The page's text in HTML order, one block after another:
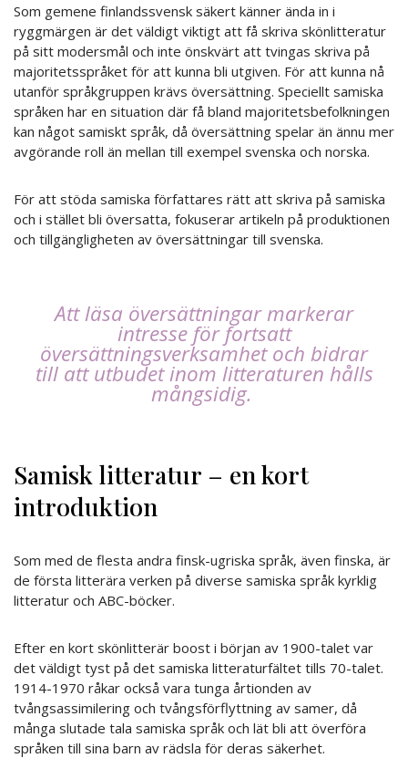
Som gemene finlandssvensk säkert känner ända in i
ryggmärgen är det väldigt viktigt att få skriva skönlitteratur
på sitt modersmål och inte önskvärt att tvingas skriva på
majoritetsspråket för att kunna bli utgiven. För att kunna nå
utanför språkgruppen krävs översättning. Speciellt samiska
språken har en situation där få bland majoritetsbefolkningen
kan något samiskt språk, då översättning spelar än ännu mer
avgörande roll än mellan till exempel svenska och norska.
För att stöda samiska författares rätt att skriva på samiska
och i stället bli översatta, fokuserar artikeln på produktionen
och tillgängligheten av översättningar till svenska.
Att läsa översättningar markerar
intresse för fortsatt
översättningsverksamhet och bidrar
till att utbudet inom litteraturen hålls
mångsidig.
Samisk litteratur – en kort
introduktion
Som med de flesta andra finsk-ugriska språk, även finska, är
de första litterära verken på diverse samiska språk kyrklig
litteratur och ABC-böcker.
Efter en kort skönlitterär boost i början av 1900-talet var
det väldigt tyst på det samiska litteraturfältet tills 70-talet.
1914-1970 råkar också vara tunga årtionden av
tvångsassimilering och tvångsförflyttning av samer, då
många slutade tala samiska språk och lät bli att överföra
språken till sina barn av rädsla för deras säkerhet.